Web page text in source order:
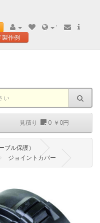
'
製作例
見積り 0-￥0円
ブル保護）
ジョイントカバー